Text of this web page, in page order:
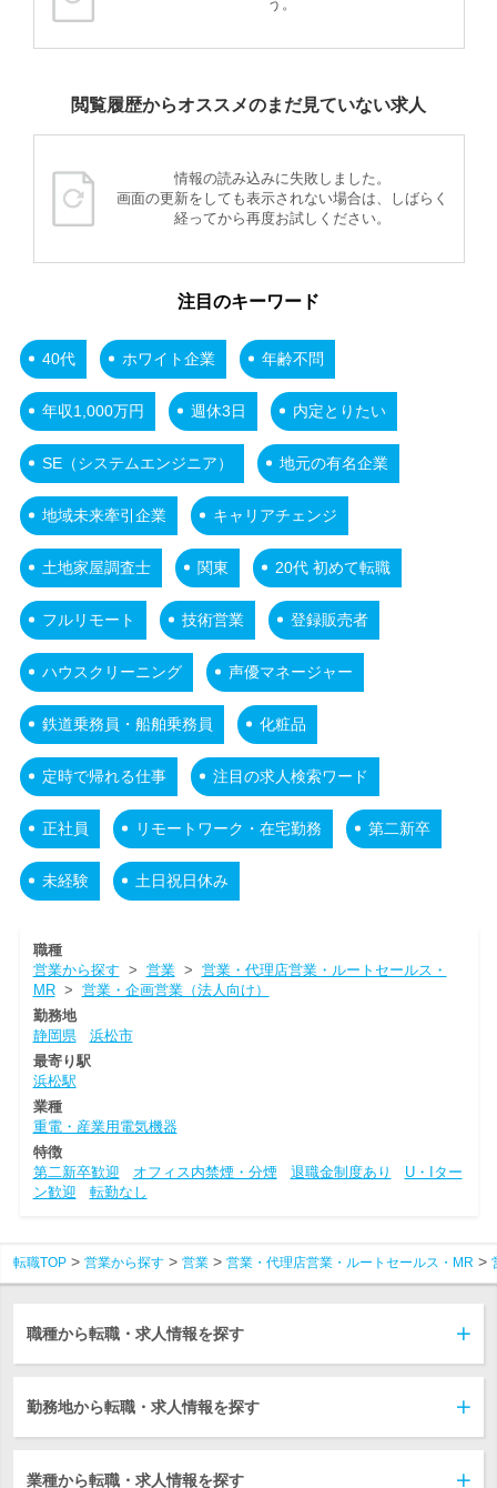
う。
閲覧履歴からオススメのまだ見ていない求人
情報の読み込みに失敗しました。
画面の更新をしても表示されない場合は、しばらく
経ってから再度お試しください。
注目のキーワード
40代 ホワイト企業 年齢不問
年収1,000万円 週休3日 内定とりたい
SE（システムエンジニア） 地元の有名企業
地域未来牽引企業 キャリアチェンジ
土地家屋調査士 関東 20代 初めて転職
フルリモート 技術営業 登録販売者
ハウスクリーニング 声優マネージャー
鉄道乗務員・船舶乗務員 化粧品
定時で帰れる仕事 注目の求人検索ワード
正社員 リモートワーク・在宅勤務 第二新卒
未経験 土日祝日休み
職種
営業から探す > 営業> 営業・代理店営業・ルートセールス・
MR> 営業・企画営業（法人向け）
勤務地
静岡県
浜松市
最寄り駅
浜松駅
業種
重電・産業用電気機器
特徴
第二新卒歓迎
オフィス内禁煙・分煙 退職金制度あり
U・Iター
ン歓迎
転勤なし
転職TOP 営業から探す 営業 営業・代理店営業・ルートセールス・MR
職種から転職・求人情報を探す
勤務地から転職・求人情報を探す
業種から転職・求人情報を探す